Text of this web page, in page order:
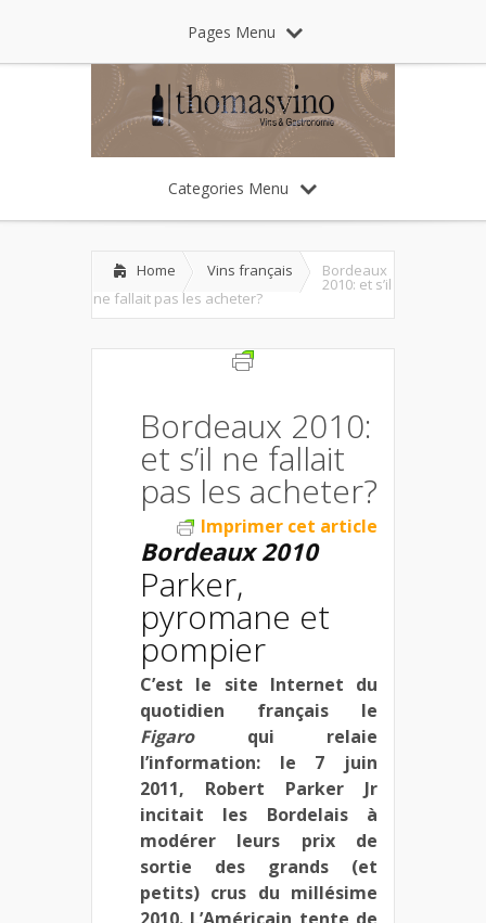
Pages Menu
Categories Menu
Home Vins français Bordeaux
2010: et s’il
ne fallait pas les acheter?
Bordeaux 2010:
et s’il ne fallait
pas les acheter?
Imprimer cet article
Bordeaux 2010
Parker,
pyromane et
pompier
C’est le site Internet du
quotidien français le
Figaroqui relaie
l’information: le 7 juin
2011, Robert Parker Jr
incitait les Bordelais à
modérer leurs prix de
sortie des grands (et
petits) crus du millésime